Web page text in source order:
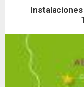
Instalaciones